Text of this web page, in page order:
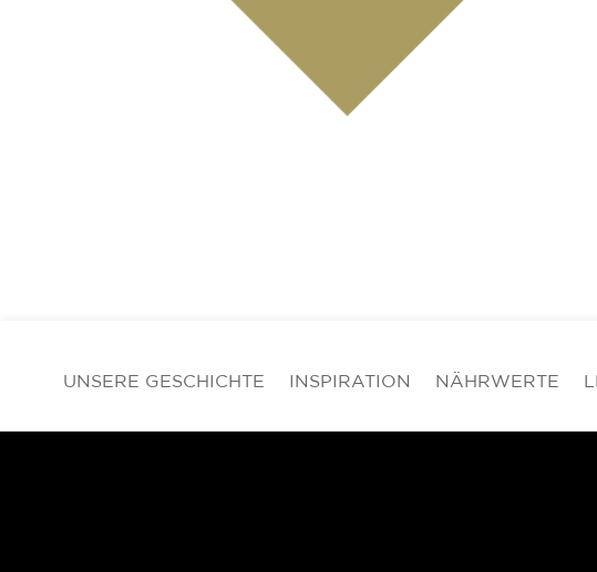
UNSERE GESCHICHTE INSPIRATION NÄHRWERTE